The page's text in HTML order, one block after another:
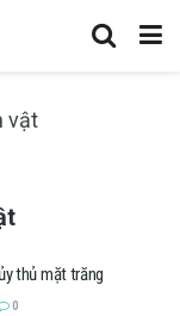
vật
thủ mặt trăng
0